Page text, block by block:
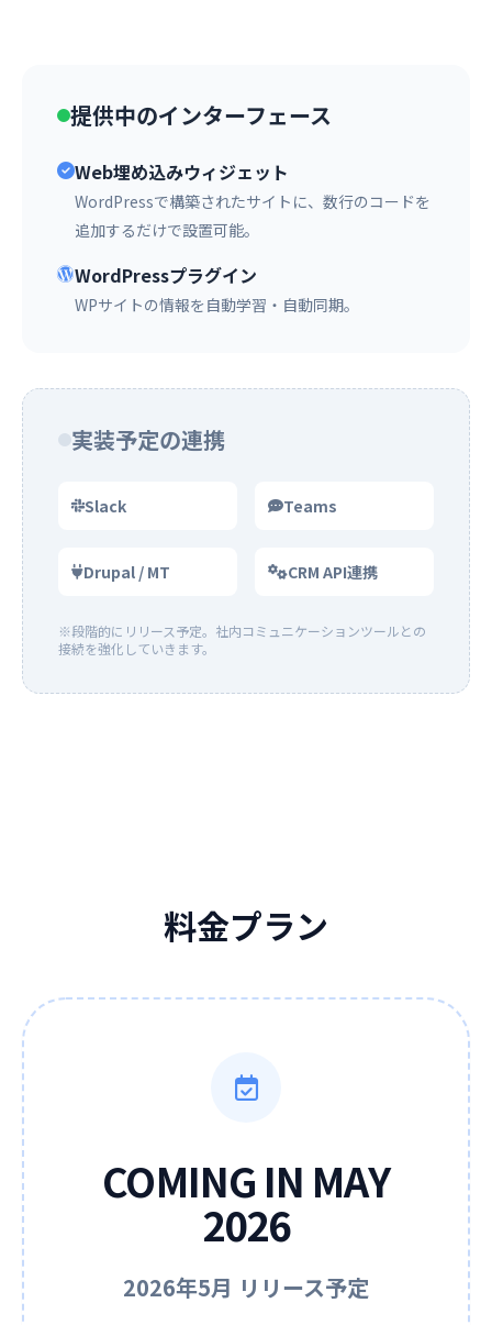
提供中のインターフェース
Web埋め込みウィジェット
WordPressで構築されたサイトに、数行のコードを
追加するだけで設置可能。
WordPressプラグイン
WPサイトの情報を自動学習・自動同期。
実装予定の連携
Slack Teams
Drupal / MT CRM API連携
※段階的にリリース予定。社内コミュニケーションツールとの
接続を強化していきます。
料金プラン
COMING IN MAY
2026
2026年5月 リリース予定